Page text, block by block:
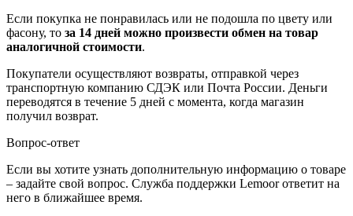
Если покупка не понравилась или не подошла по цвету или
фасону, то за 14 дней можно произвести обмен на товар
аналогичной стоимости.
Покупатели осуществляют возвраты, отправкой через
транспортную компанию СДЭК или Почта России. Деньги
переводятся в течение 5 дней с момента, когда магазин
получил возврат.
Вопрос-ответ
Если вы хотите узнать дополнительную информацию о товаре
– задайте свой вопрос. Служба поддержки Lemoor ответит на
него в ближайшее время.